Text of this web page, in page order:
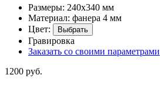
Размеры: 240х340 мм
Материал: фанера 4 мм
Цвет:
Выбрать
Гравировка
Заказать со своими параметрами
1200 руб.